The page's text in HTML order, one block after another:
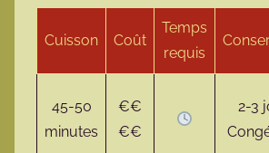
Cuisson Coût
Temps
requis
45-50
minutes
€€
€€
2-3